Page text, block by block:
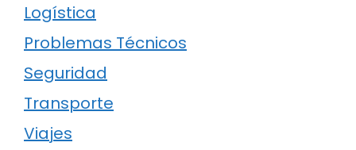
Logística
Problemas Técnicos
Seguridad
Transporte
Viajes